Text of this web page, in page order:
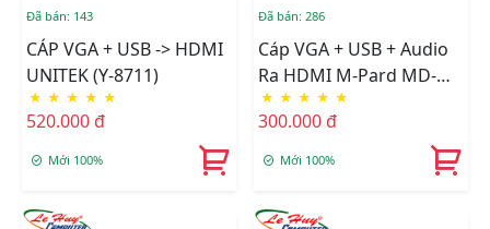
Đã bán: 143
CÁP VGA + USB -> HDMI
UNITEK (Y-8711)
★ ★ ★ ★ ★
520.000 đ
Mới 100%
Đã bán: 286
Cáp VGA + USB + Audio
Ra HDMI M-Pard MD-
008
★ ★ ★ ★ ★
300.000 đ
Mới 100%